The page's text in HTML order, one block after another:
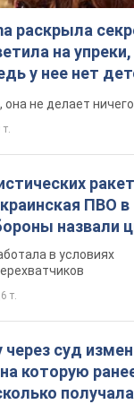
раскрыла
на
у нее нет
не делает
т.
ракет
ПВО в
назвали
в условиях
т.
через суд
которую
получала